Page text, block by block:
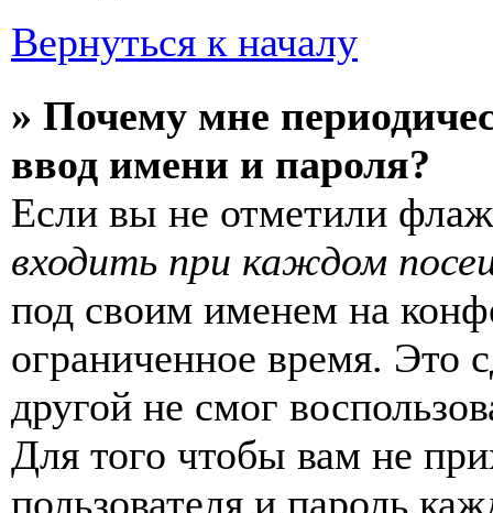
Вернуться к началу
» Почему мне
ввод имени и пароля?
Если вы не отметили
входить при каждом
под своим именем на
ограниченное время. Это
другой не смог
Для того чтобы вам не
пользователя и пароль